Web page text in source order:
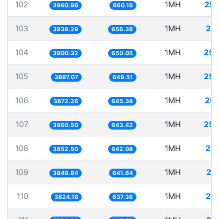
102 3960.96 660.16 1MH
103 3938.29 656.38 1MH
104 3900.32 650.05 1MH
105 3897.07 649.51 1MH
106 3872.26 645.38 1MH
107 3860.50 643.42 1MH
108 3852.50 642.08 1MH
109 3849.84 641.64 1MH
110 3824.16 637.36 1MH